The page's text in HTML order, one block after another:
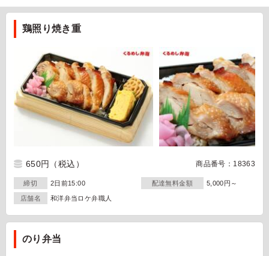
鶏照り焼き重
650円 （税込） 商品番号：18363
締切 2日前15:00 配達無料金額 5,000円～
店舗名 和洋弁当ロケ弁職人
のり弁当